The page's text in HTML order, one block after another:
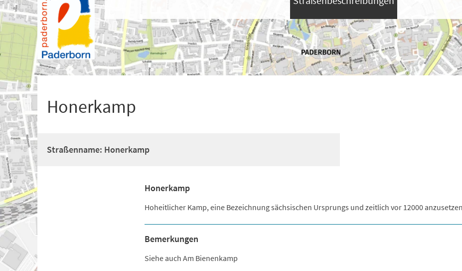
Mit
der
Tastatur
erreichbar
über
+
Honerkamp
Straßenname: Honerkamp
Honerkamp
Hoheitlicher Kamp, eine Bezeichnung sächsischen Ursprungs und zeitlich vor 12000
Bemerkungen
Siehe auch Am Bienenkamp